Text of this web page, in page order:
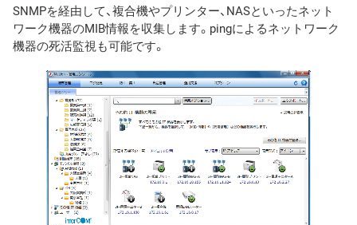
SNMPを経由して、複合機やプリンター、NASといったネット
ワーク機器のMIB情報を収集します。pingによるネットワーク
機器の死活監視も可能です。